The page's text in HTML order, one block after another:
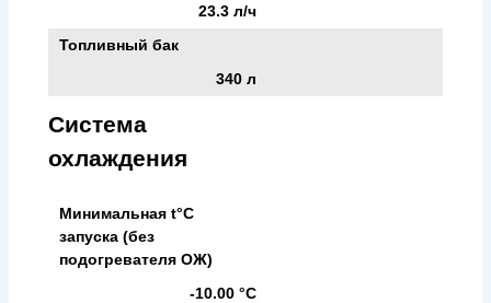
23.3 л/ч
Топливный бак
340 л
Система
охлаждения
Минимальная t°С
запуска (без
подогревателя ОЖ)
-10.00 °С